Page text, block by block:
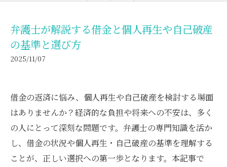
弁護士が解説する借金と個人再生や自己破産
の基準と選び方
2025/11/07
借金の返済に悩み、個人再生や自己破産を検討する場面
はありませんか？経済的な負担や将来への不安は、多く
の人にとって深刻な問題です。弁護士の専門知識を活か
し、借金の状況や個人再生・自己破産の基準を理解する
ことが、正しい選択への第一歩となります。本記事で